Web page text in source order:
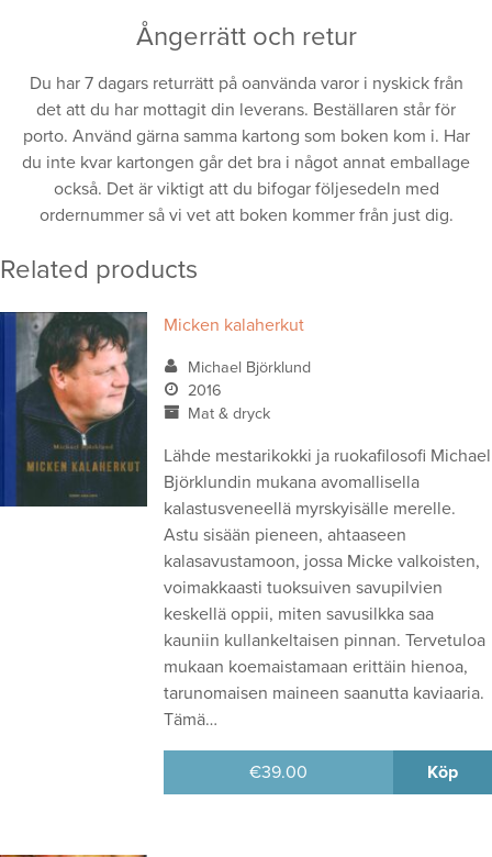
Ångerrätt och retur
Du har 7 dagars returrätt på oanvända varor i nyskick från
det att du har mottagit din leverans. Beställaren står för
porto. Använd gärna samma kartong som boken kom i. Har
du inte kvar kartongen går det bra i något annat emballage
också. Det är viktigt att du bifogar följesedeln med
ordernummer så vi vet att boken kommer från just dig.
Related products
Micken kalaherkut
Michael Björklund
2016
Mat & dryck
Lähde mestarikokki ja ruokafilosofi Michael
Björklundin mukana avomallisella
kalastusveneellä myrskyisälle merelle.
Astu sisään pieneen, ahtaaseen
kalasavustamoon, jossa Micke valkoisten,
voimakkaasti tuoksuiven savupilvien
keskellä oppii, miten savusilkka saa
kauniin kullankeltaisen pinnan. Tervetuloa
mukaan koemaistamaan erittäin hienoa,
tarunomaisen maineen saanutta kaviaaria.
Tämä…
€39.00 Köp